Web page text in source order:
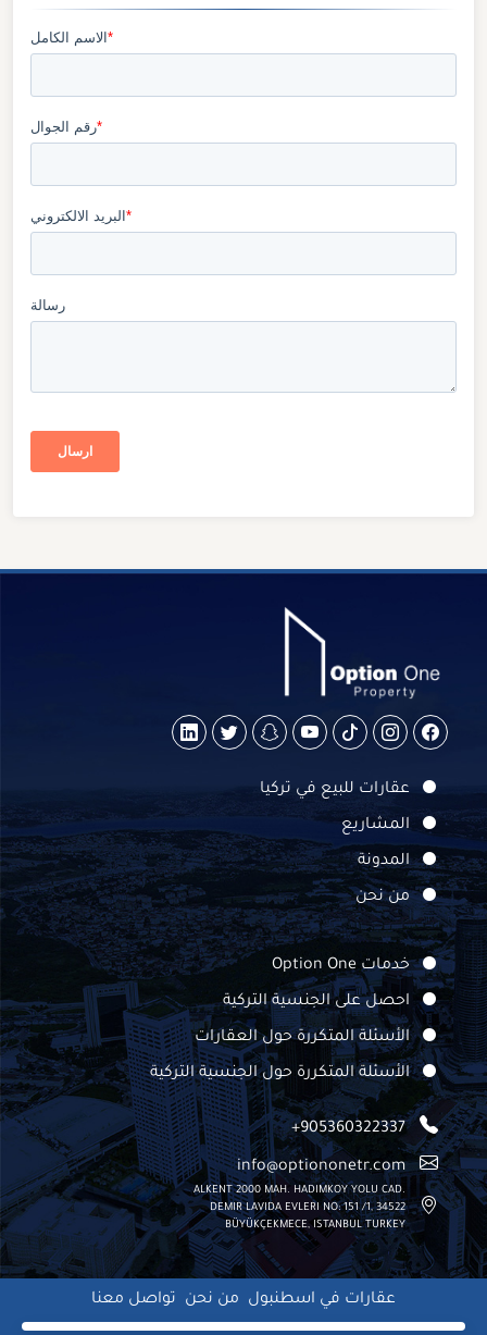
عقارات للبيع في تركيا
المشاريع
المدونة
من نحن
خدمات Option One
احصل على الجنسية التركية
الأسئلة المتكررة حول العقارات
الأسئلة المتكررة حول الجنسية التركية
+905360322337
info@optiononetr.com
ALKENT 2000 MAH. HADIMKOY YOLU CAD.
DEMIR LAVIDA EVLERI NO: 151 /1, 34522
BÜYÜKÇEKMECE, ISTANBUL TURKEY
عقارات في اسطنبول من نحن تواصل معنا